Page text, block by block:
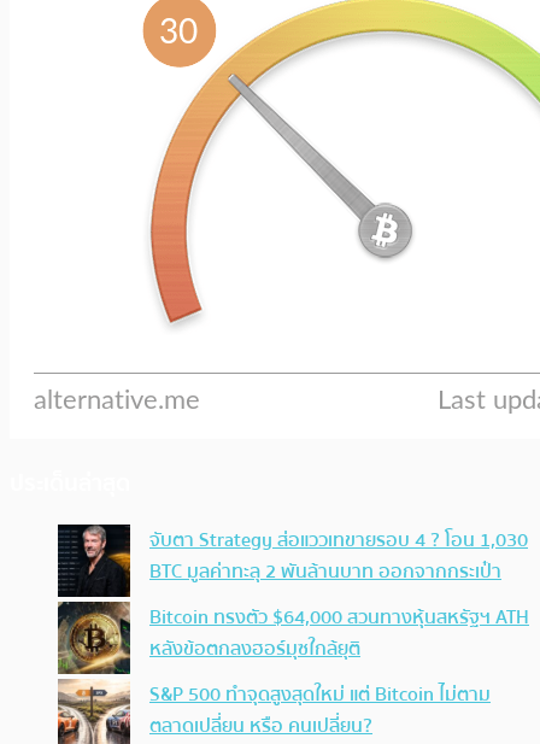
จับตา Strategy ส่อแววเทขายรอบ 4 ? โอน 1,030
BTC มูลค่าทะลุ 2 พันล้านบาท ออกจากกระเป๋า
Bitcoin ทรงตัว $64,000 สวนทางหุ้นสหรัฐฯ ATH
หลังข้อตกลงฮอร์มุซใกล้ยุติ
S&P 500 ทำจุดสูงสุดใหม่ แต่ Bitcoin ไม่ตาม
ตลาดเปลี่ยน หรือ คนเปลี่ยน?